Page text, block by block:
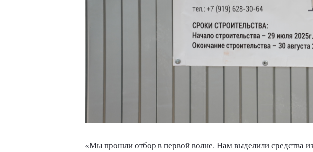
«Мы прошли отбор в первой волне. Нам выделили средства